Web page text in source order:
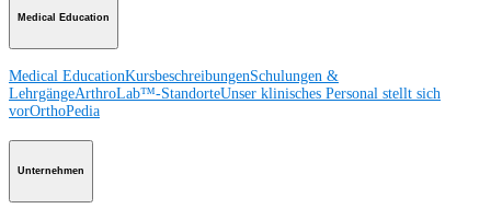
Medical Education
Medical EducationKursbeschreibungenSchulungen &
LehrgängeArthroLab™-StandorteUnser klinisches Personal stellt sich
vorOrthoPedia
Unternehmen